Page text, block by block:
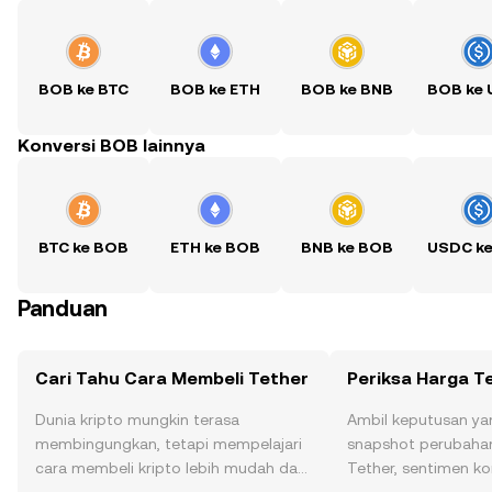
BOB ke BTC BOB ke ETH BOB ke BNB BOB ke
Konversi BOB lainnya
BTC ke BOB ETH ke BOB BNB ke BOB USDC
Panduan
Cari Tahu Cara Membeli Tether
Dunia kripto mungkin terasa
membingungkan, tetapi mempelajari
cara membeli kripto lebih mudah dari
Periksa Harga
Ambil keputusan
snapshot
Tether, sentimen